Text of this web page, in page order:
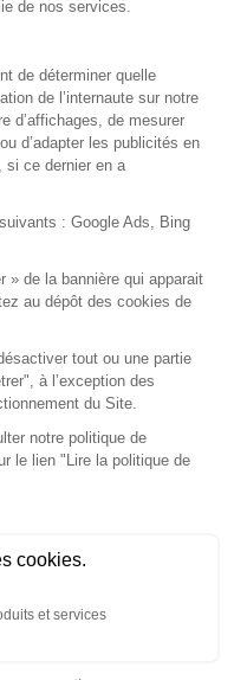
par jour
de DrSanté
FSE